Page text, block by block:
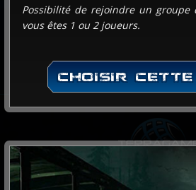
Possibilité de rejoindre un
vous êtes 1 ou 2 joueurs.
CHOISIR
Conditions